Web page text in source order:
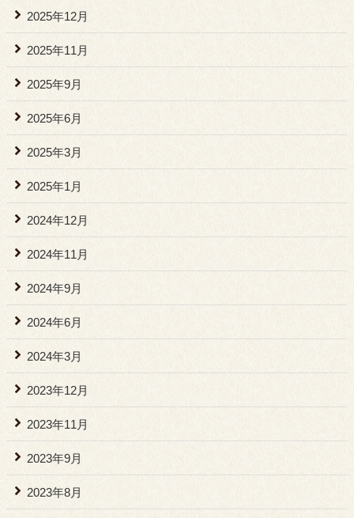
2025年12月
2025年11月
2025年9月
2025年6月
2025年3月
2025年1月
2024年12月
2024年11月
2024年9月
2024年6月
2024年3月
2023年12月
2023年11月
2023年9月
2023年8月